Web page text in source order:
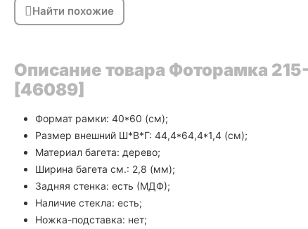
Найти похожие
Описание товара Фоторамка
[46089]
Формат рамки: 40*60 (см);
Размер внешний Ш*В*Г: 44,4*64,4*1,4 (см);
Материал багета: дерево;
Ширина багета см.: 2,8 (мм);
Задняя стенка: есть (МДФ);
Наличие стекла: есть;
Ножка-подставка: нет;